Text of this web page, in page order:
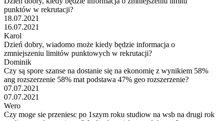
punktów w rekrutacji?
18.07.2021
16.07.2021
Karol
Dzień dobry, wiadomo może kiedy będzie informacja o
zmniejszeniu limitów punktowych w rekrutacji?
Dominik
Czy są spore szanse na dostanie się na ekonomię z wynikiem 58%
ang rozszerzenie 58% mat podstawa 47% geo rozszerzenie?
07.07.2021
07.07.2021
Wero
Czy moge sie przeniesc po 1szym roku studiow na wsb na drugi rok